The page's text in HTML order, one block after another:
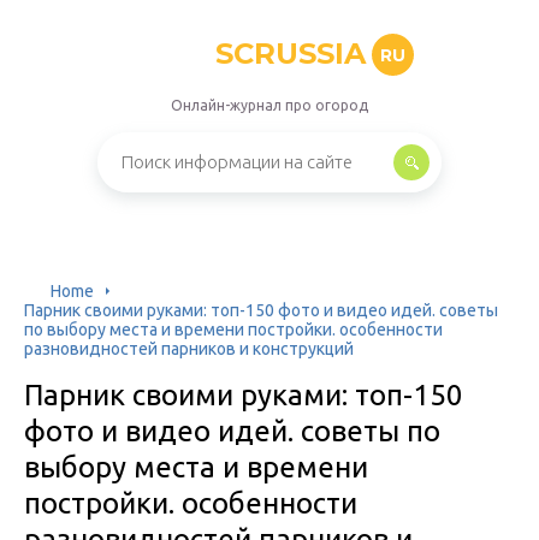
SCRUSSIA RU
Онлайн-журнал про огород
Home
Парник своими руками: топ-150 фото и видео идей. советы
по выбору места и времени постройки. особенности
разновидностей парников и конструкций
Парник своими руками: топ-150
фото и видео идей. советы по
выбору места и времени
постройки. особенности